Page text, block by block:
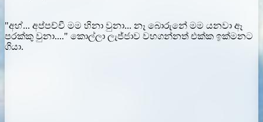
"අහ්... අප්පච්චී මම හිනා වුනා... නෑ බොරුනේ මම යනවා ඈ
පරක්කු වුනා...." කොල්ලා ලැජ්ජාව වහගන්නත් එක්ක ඉක්මනට
ගියා.